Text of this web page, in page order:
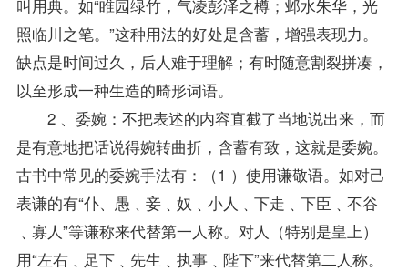
叫用典。如“睢园绿竹，气凌彭泽之樽；邺水朱华，光
照临川之笔。”这种用法的好处是含蓄，增强表现力。
缺点是时间过久，后人难于理解；有时随意割裂拼凑，
以至形成一种生造的畸形词语。
2 、委婉：不把表述的内容直截了当地说出来，而
是有意地把话说得婉转曲折，含蓄有致，这就是委婉。
古书中常见的委婉手法有：（1 ）使用谦敬语。如对己
表谦的有“仆、愚﹑妾﹑奴﹑小人﹑下走﹑下臣﹑不谷
﹑寡人”等谦称来代替第一人称。对人（特别是皇上）
用“左右﹑足下﹑先生﹑执事﹑陛下”来代替第二人称。